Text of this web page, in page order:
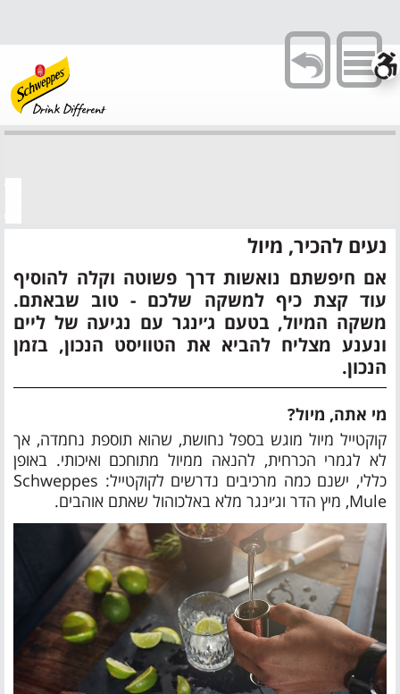
Toggle
navigation
כמה
נעים להכיר, מיול
אם חיפשתם נואשות דרך פשוטה וקלה להוסיף
עוד קצת כיף למשקה שלכם - טוב שבאתם.
משקה המיול, בטעם ג׳ינגר עם נגיעה של ליים
ונענע מצליח להביא את הטוויסט הנכון, בזמן
הנכון.
מי אתה, מיול?
קוקטייל מיול מוגש בספל נחושת, שהוא תוספת נחמדה, אך
לא לגמרי הכרחית, להנאה ממיול מתוחכם ואיכותי. באופן
כללי, ישנם כמה מרכיבים נדרשים לקוקטייל: Schweppes
Mule, מיץ הדר וג׳ינגר מלא באלכוהול שאתם אוהבים.